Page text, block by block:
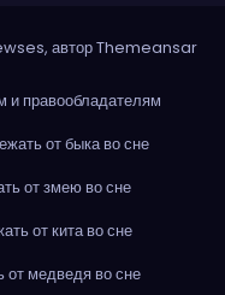
авторThemeansar
и правообладателям
от быка во сне
от змею во сне
от кита во сне
от медведя во сне